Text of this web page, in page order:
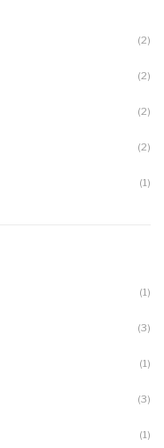
(2)
(2)
(2)
(2)
(1)
(1)
(3)
(1)
(3)
(1)